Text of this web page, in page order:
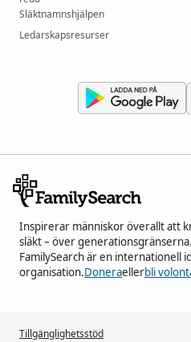
Släktnamnshjälpen
Ledarskapsresurser
Inspirerar människor överallt att
släkt – över generationsgränserna.
FamilySearch är en internationell
organisation.Doneraellerbli
Tillgänglighetsstöd